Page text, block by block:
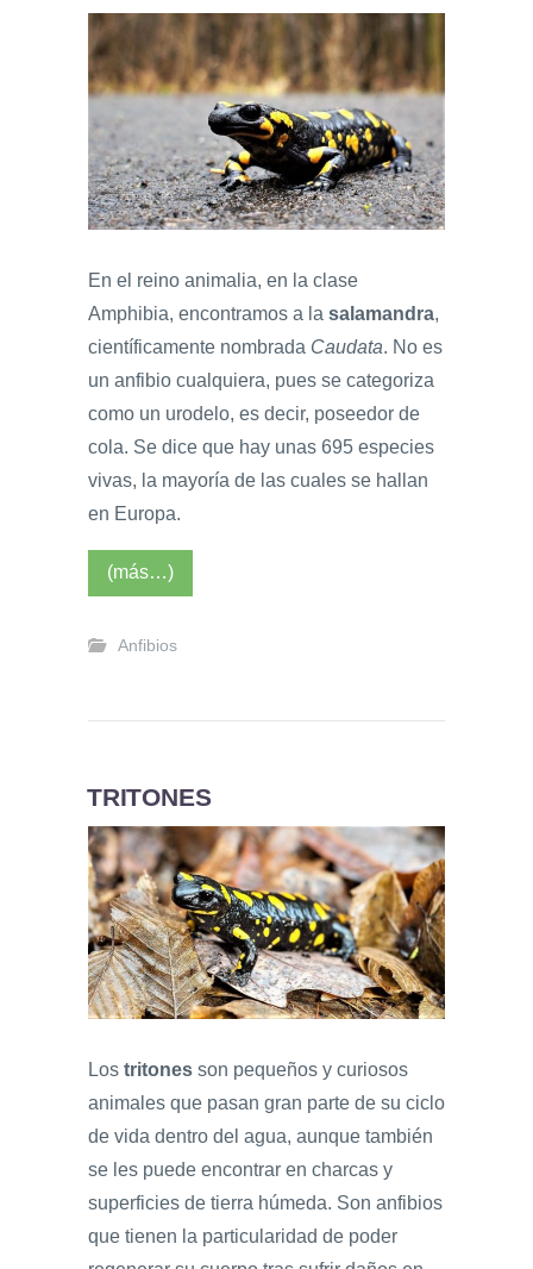
En el reino animalia, en la clase
Amphibia, encontramos a la salamandra,
científicamente nombrada Caudata. No es
un anfibio cualquiera, pues se categoriza
como un urodelo, es decir, poseedor de
cola. Se dice que hay unas 695 especies
vivas, la mayoría de las cuales se hallan
en Europa.
(más…)
Anfibios
TRITONES
Los tritones son pequeños y curiosos
animales que pasan gran parte de su ciclo
de vida dentro del agua, aunque también
se les puede encontrar en charcas y
superficies de tierra húmeda. Son anfibios
que tienen la particularidad de poder